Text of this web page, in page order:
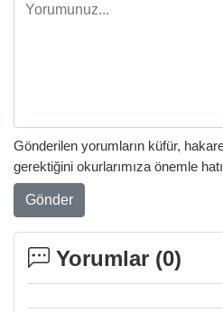
Gönderilen yorumların küfür,
gerektiğini okurlarımıza önemle
Gönder
Yorumlar (0)